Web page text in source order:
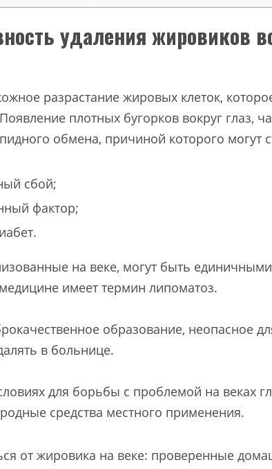
удаления жировиков
разрастание жировых клеток,
плотных бугорков вокруг глаз,
обмена, причиной которого могут
сбой;
фактор;
на веке, могут быть
имеет термин липоматоз.
образование, неопасное
в больнице.
для борьбы с проблемой на веках
средства местного применения.